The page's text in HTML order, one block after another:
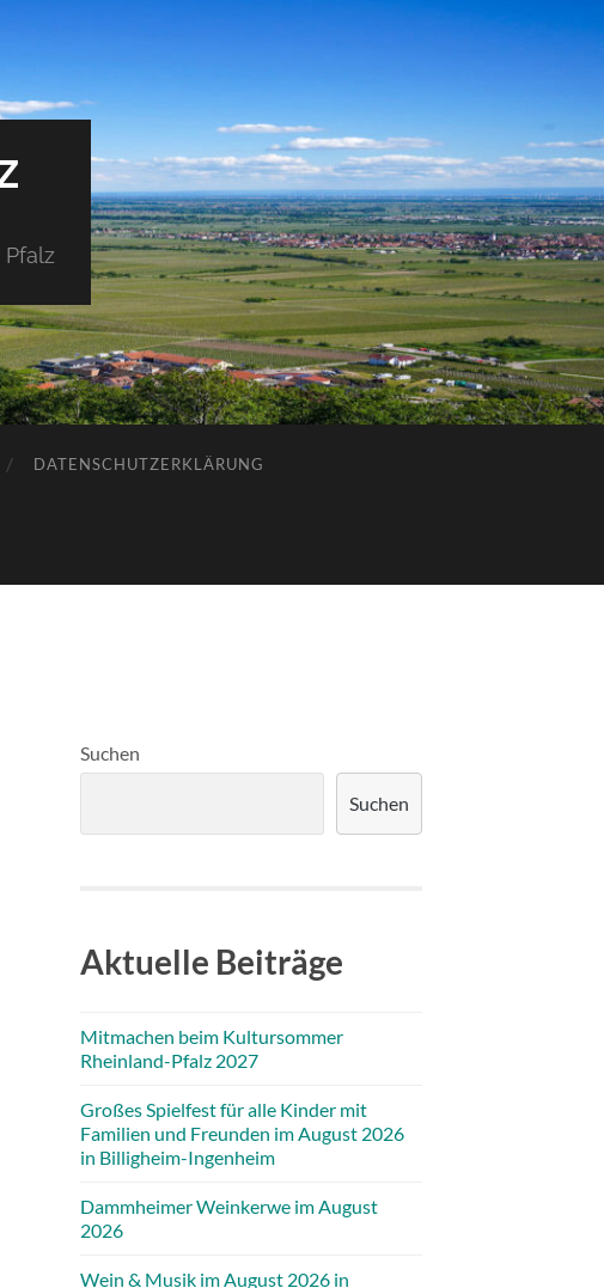
DATENSCHUTZERKLÄRUNG
Suchen
Suchen
Aktuelle Beiträge
Mitmachen beim Kultursommer
Rheinland-Pfalz 2027
Großes Spielfest für alle Kinder mit
Familien und Freunden im August 2026
in Billigheim-Ingenheim
Dammheimer Weinkerwe im August
2026
Wein & Musik im August 2026 in